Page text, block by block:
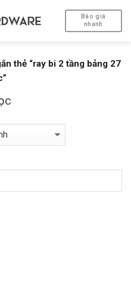
Báo giá
nhanh
thẻ “ray bi 2 tầng bảng 27